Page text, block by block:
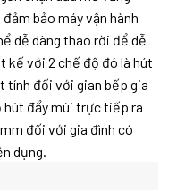
bảo máy vận hành
dễ dàng thao rời để dễ
kế với 2 chế độ đó là hút
tính đối với gian bếp gia
hút đẩy mùi trực tiếp ra
đối với gia đình có
dụng.